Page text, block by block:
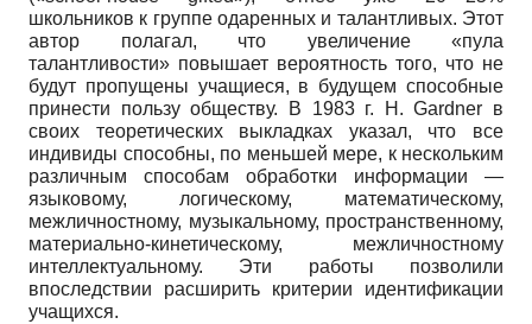
школьников к группе одаренных и талантливых. Этот
автор полагал, что увеличение «пула
талантливости» повышает вероятность того, что не
будут пропущены учащиеся, в будущем способные
принести пользу обществу. В 1983 г. Н.Gardner в
своих теоретических выкладках указал, что все
индивиды способны, по меньшей мере, к нескольким
различным способам обработки информации —
языковому, логическому, математическому,
межличностному, музыкальному, пространственному,
материально-кинетическому, межличностному
интеллектуальному. Эти работы позволили
впоследствии расширить критерии идентификации
учащихся.